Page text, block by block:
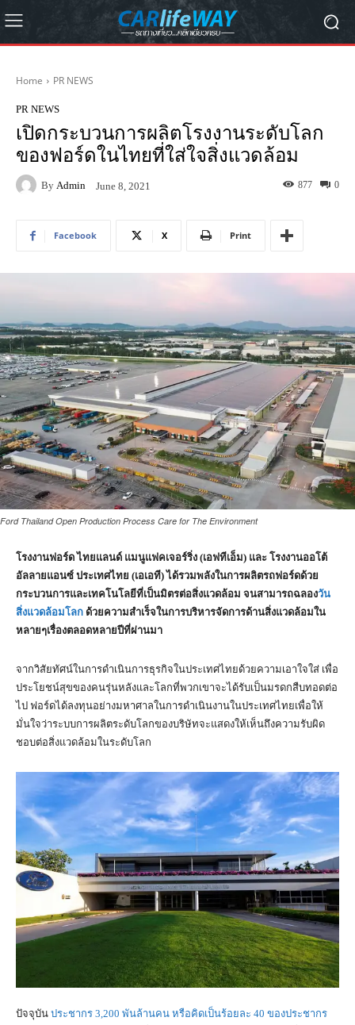
Home PR NEWS
PR NEWS
เปิดกระบวนการผลิตโรงงานระดับโลก
ของฟอร์ดในไทยที่ใส่ใจสิ่งแวดล้อม
By Admin June 8, 2021 0
877
Facebook X Print
Ford Thailand Open Production Process Care for The Environment
โรงงานฟอร์ด ไทยแลนด์ แมนูแฟคเจอร์ริ่ง (เอฟทีเอ็ม) และ โรงงานออโต้
อัลลายแอนซ์ ประเทศไทย (เอเอที) ได้รวมพลังในการผลิตรถฟอร์ดด้วย
กระบวนการและเทคโนโลยีที่เป็นมิตรต่อสิ่งแวดล้อม จนสามารถฉลองวัน
สิ่งแวดล้อมโลก ด้วยความสำเร็จในการบริหารจัดการด้านสิ่งแวดล้อมใน
หลายๆเรื่องตลอดหลายปีที่ผ่านมา
จากวิสัยทัศน์ในการดำเนินการธุรกิจในประเทศไทยด้วยความเอาใจใส่ เพื่อ
ประโยชน์สุขของคนรุ่นหลังและโลกที่พวกเขาจะได้รับเป็นมรดกสืบทอดต่อ
ไป ฟอร์ดได้ลงทุนอย่างมหาศาลในการดำเนินงานในประเทศไทยเพื่อให้
มั่นใจว่าระบบการผลิตระดับโลกของบริษัทจะแสดงให้เห็นถึงความรับผิด
ชอบต่อสิ่งแวดล้อมในระดับโลก
ปัจจุบัน ประชากร 3,200 พันล้านคน หรือคิดเป็นร้อยละ 40 ของประชากร